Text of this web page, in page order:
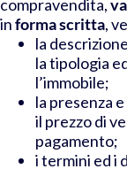
compravendita,
informa scritta,
la
la tipologia
l’immobile;
la presenza
il prezzo di
pagamento;
i termini ed i